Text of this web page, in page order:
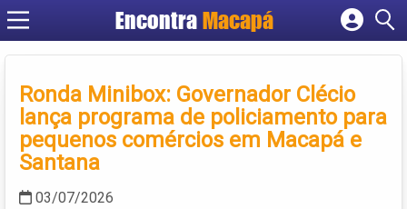
EncontraMacapá
Cadastrar empresa
Criar conta
Ronda Minibox: Governador Clécio
lança programa de policiamento para
pequenos comércios em Macapá e
Santana
03/07/2026